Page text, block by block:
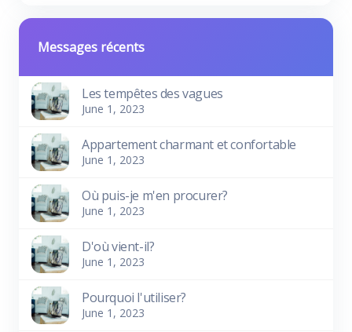
Messages récents
Les tempêtes des vagues
June 1, 2023
Appartement charmant et confortable
June 1, 2023
Où puis-je m'en procurer?
June 1, 2023
D'où vient-il?
June 1, 2023
Pourquoi l'utiliser?
June 1, 2023